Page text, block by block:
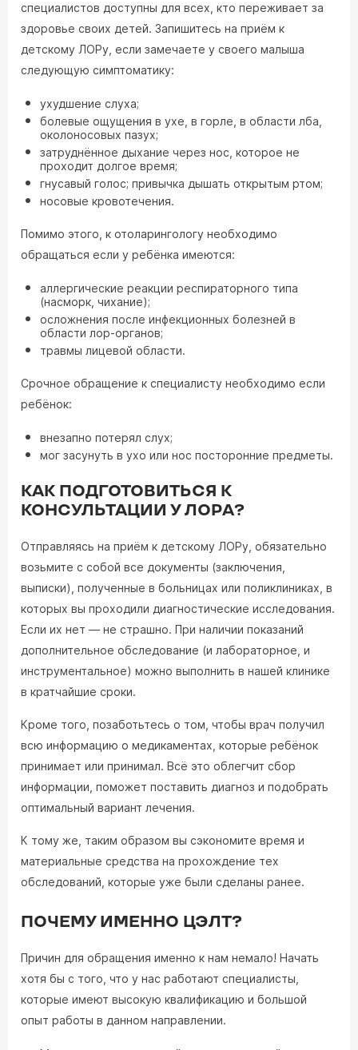
специалистов доступны для всех, кто переживает за
здоровье своих детей. Запишитесь на приём к
детскому ЛОРу, если замечаете у своего малыша
следующую симптоматику:
ухудшение слуха;
болевые ощущения в ухе, в горле, в области лба,
околоносовых пазух;
затруднённое дыхание через нос, которое не
проходит долгое время;
гнусавый голос; привычка дышать открытым ртом;
носовые кровотечения.
Помимо этого, к отоларингологу необходимо
обращаться если у ребёнка имеются:
аллергические реакции респираторного типа
(насморк, чихание);
осложнения после инфекционных болезней в
области лор-органов;
травмы лицевой области.
Срочное обращение к специалисту необходимо если
ребёнок:
внезапно потерял слух;
мог засунуть в ухо или нос посторонние предметы.
КАК ПОДГОТОВИТЬСЯ К
КОНСУЛЬТАЦИИ У ЛОРА?
Отправляясь на приём к детскому ЛОРу, обязательно
возьмите с собой все документы (заключения,
выписки), полученные в больницах или поликлиниках, в
которых вы проходили диагностические исследования.
Если их нет — не страшно. При наличии показаний
дополнительное обследование (и лабораторное, и
инструментальное) можно выполнить в нашей клинике
в кратчайшие сроки.
Кроме того, позаботьтесь о том, чтобы врач получил
всю информацию о медикаментах, которые ребёнок
принимает или принимал. Всё это облегчит сбор
информации, поможет поставить диагноз и подобрать
оптимальный вариант лечения.
К тому же, таким образом вы сэкономите время и
материальные средства на прохождение тех
обследований, которые уже были сделаны ранее.
ПОЧЕМУ ИМЕННО ЦЭЛТ?
Причин для обращения именно к нам немало! Начать
хотя бы с того, что у нас работают специалисты,
которые имеют высокую квалификацию и большой
опыт работы в данном направлении.